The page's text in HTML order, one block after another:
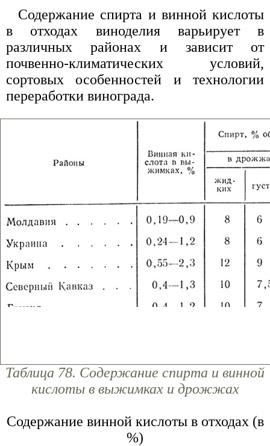
Содержание спирта и винной кислоты
в отходах виноделия варьирует в
различных районах и зависит от
почвенно-климатических условий,
сортовых особенностей и технологии
переработки винограда.
Таблица 78. Содержание спирта и винной
кислоты в выжимках и дрожжах
Содержание винной кислоты в отходах (в
%)